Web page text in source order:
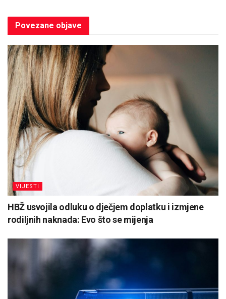
Povezane objave
VIJESTI
HBŽ usvojila odluku o dječjem doplatku i izmjene
rodiljnih naknada: Evo što se mijenja